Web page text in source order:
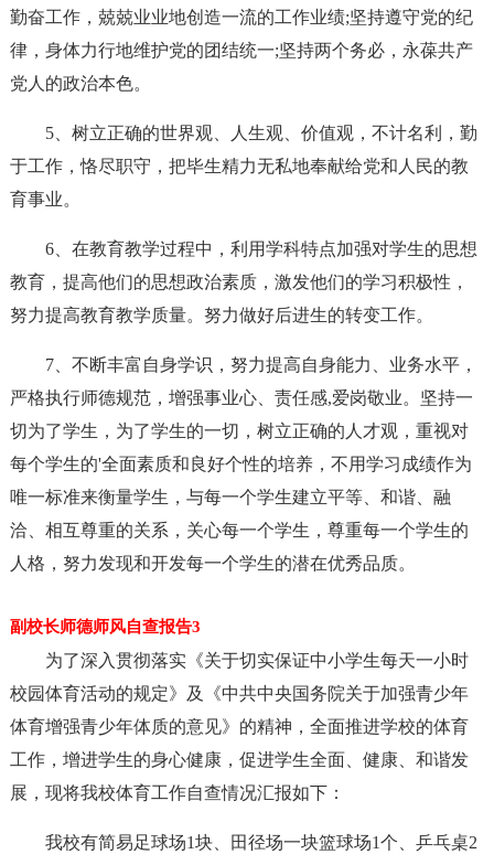
勤奋工作，兢兢业业地创造一流的工作业绩;坚持遵守党的纪
律，身体力行地维护党的团结统一;坚持两个务必，永葆共产
党人的政治本色。
5、树立正确的世界观、人生观、价值观，不计名利，勤
于工作，恪尽职守，把毕生精力无私地奉献给党和人民的教
育事业。
6、在教育教学过程中，利用学科特点加强对学生的思想
教育，提高他们的思想政治素质，激发他们的学习积极性，
努力提高教育教学质量。努力做好后进生的转变工作。
7、不断丰富自身学识，努力提高自身能力、业务水平，
严格执行师德规范，增强事业心、责任感,爱岗敬业。坚持一
切为了学生，为了学生的一切，树立正确的人才观，重视对
每个学生的'全面素质和良好个性的培养，不用学习成绩作为
唯一标准来衡量学生，与每一个学生建立平等、和谐、融
洽、相互尊重的关系，关心每一个学生，尊重每一个学生的
人格，努力发现和开发每一个学生的潜在优秀品质。
副校长师德师风自查报告3
为了深入贯彻落实《关于切实保证中小学生每天一小时
校园体育活动的规定》及《中共中央国务院关于加强青少年
体育增强青少年体质的意见》的精神，全面推进学校的体育
工作，增进学生的身心健康，促进学生全面、健康、和谐发
展，现将我校体育工作自查情况汇报如下：
我校有简易足球场1块、田径场一块篮球场1个、乒乓桌2